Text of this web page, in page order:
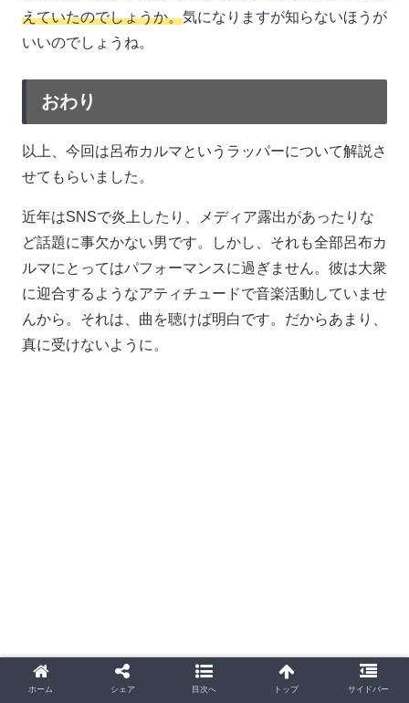
えていたのでしょうか。気になりますが知らないほうが
いいのでしょうね。
おわり
以上、今回は呂布カルマというラッパーについて解説さ
せてもらいました。
近年はSNSで炎上したり、メディア露出があったりな
ど話題に事欠かない男です。しかし、それも全部呂布カ
ルマにとってはパフォーマンスに過ぎません。彼は大衆
に迎合するようなアティチュードで音楽活動していませ
んから。それは、曲を聴けば明白です。だからあまり、
真に受けないように。
ホーム シェア 目次へ トップ サイドバー